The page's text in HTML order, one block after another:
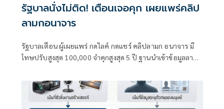
รัฐบาลนั่งไม่ติด! เตือนเจอคุก เผยแพร่คลิป
ลามกอนาจาร
รัฐบาลเตือน ผู้เผยแพร่ กดไลค์ กดแชร์ คลิปลามก อนาจาร มี
โทษปรับสูงสุด 100,000 จำคุกสูงสุด 5 ปี ฐานนำเข้าข้อมูลลามก
ขยะ